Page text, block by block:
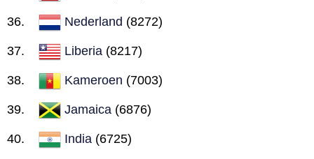
Nederland (8272)
Liberia (8217)
Kameroen (7003)
Jamaica (6876)
India (6725)